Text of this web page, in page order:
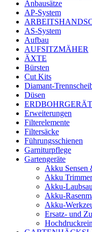
Anbausätze
AP-System
AS-System
Aufbau
AUFSITZMÄHER
ÄXTE
Bürsten
Cut Kits
Diamant-
Düsen
Erweiterungen
Filterelemente
Filtersäcke
Führungsschienen
Garniturpflege
Gartengeräte
Akku Sensen
Akku
Akku-
Akku-
Akku-
Ersatz- und